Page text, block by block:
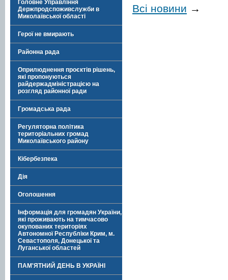
Головне Управління
Держпродспоживслужби в
Миколаївської області
Герої не вмирають
Районна рада
Оприлюднення проєктів рішень,
які пропонуються
райдержадміністрацією на
розгляд районної ради
Громадська рада
Регуляторна політика
територіальних громад
Миколаївського району
Кібербезпека
Дія
Оголошення
Інформація для громадян України,
які проживають на тимчасово
окупованих територіях
Автономної Республіки Крим, м.
Севастополя, Донецької та
Луганської областей
ПАМ'ЯТНИЙ ДЕНЬ В УКРАЇНІ
Всі новини →